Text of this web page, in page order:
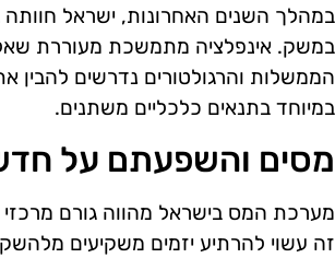
במהלך השנים האחרונות, ישראל חוותה
במשק. אינפלציה מתמשכת מעוררת
הממשלות והרגולטורים נדרשים
במיוחד בתנאים כלכליים משתנים.
מסים והשפעתם על
מערכת המס בישראל מהווה גורם
זה עשוי להרתיע יזמים משקיעים